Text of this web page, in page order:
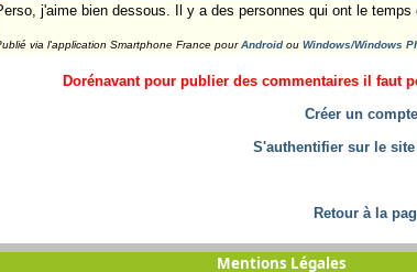
j'aime bien dessous. Il y a des personnes qui ont le
via l'application Smartphone France pourAndroidou Windows/Windows
Dorénavant pour publier des commentaires il faut
Créer un
S'authentifier sur le
Retour à la
Mentions Légales